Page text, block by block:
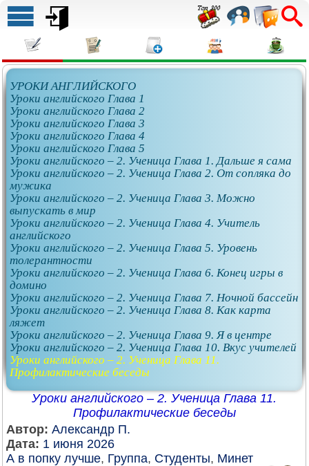
УРОКИ АНГЛИЙСКОГО
Уроки английского Глава 1
Уроки английского Глава 2
Уроки английского Глава 3
Уроки английского Глава 4
Уроки английского Глава 5
Уроки английского – 2. Ученица Глава 1. Дальше я сама
Уроки английского – 2. Ученица Глава 2. От сопляка до
мужика
Уроки английского – 2. Ученица Глава 3. Можно
выпускать в мир
Уроки английского – 2. Ученица Глава 4. Учитель
английского
Уроки английского – 2. Ученица Глава 5. Уровень
толерантности
Уроки английского – 2. Ученица Глава 6. Конец игры в
домино
Уроки английского – 2. Ученица Глава 7. Ночной бассейн
Уроки английского – 2. Ученица Глава 8. Как карта
ляжет
Уроки английского – 2. Ученица Глава 9. Я в центре
Уроки английского – 2. Ученица Глава 10. Вкус учителей
Уроки английского – 2. Ученица Глава 11.
Профилактические беседы
Уроки английского – 2. Ученица Глава 11.
Профилактические беседы
Автор: Александр П.
Дата: 1 июня 2026
А в попку лучше, Группа, Студенты, Минет